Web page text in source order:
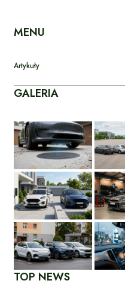
MENU
Artykuły
GALERIA
TOP NEWS